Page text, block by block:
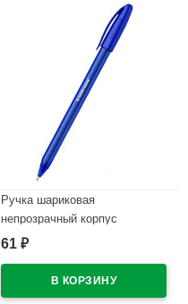
Ручка шариковая
непрозрачный корпус
(ErichKrause) U-108 Оригинал
арт.47595
61 ₽